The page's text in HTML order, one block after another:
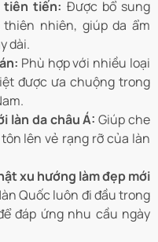
tiên tiến: Được bổ sung
nhiên, giúp da ẩm
dài.
Phù hợp với nhiều loại
được ưa chuộng trong
làn da châu Á: Giúp che
lên vẻ rạng rỡ của làn
xu hướng làm đẹp mới
Quốc luôn đi đầu trong
đáp ứng nhu cầu ngày